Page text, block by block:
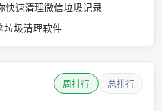
快速清理微信垃圾记录
垃圾清理软件
周排行 总排行